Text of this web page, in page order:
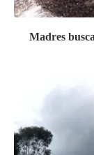
Madres